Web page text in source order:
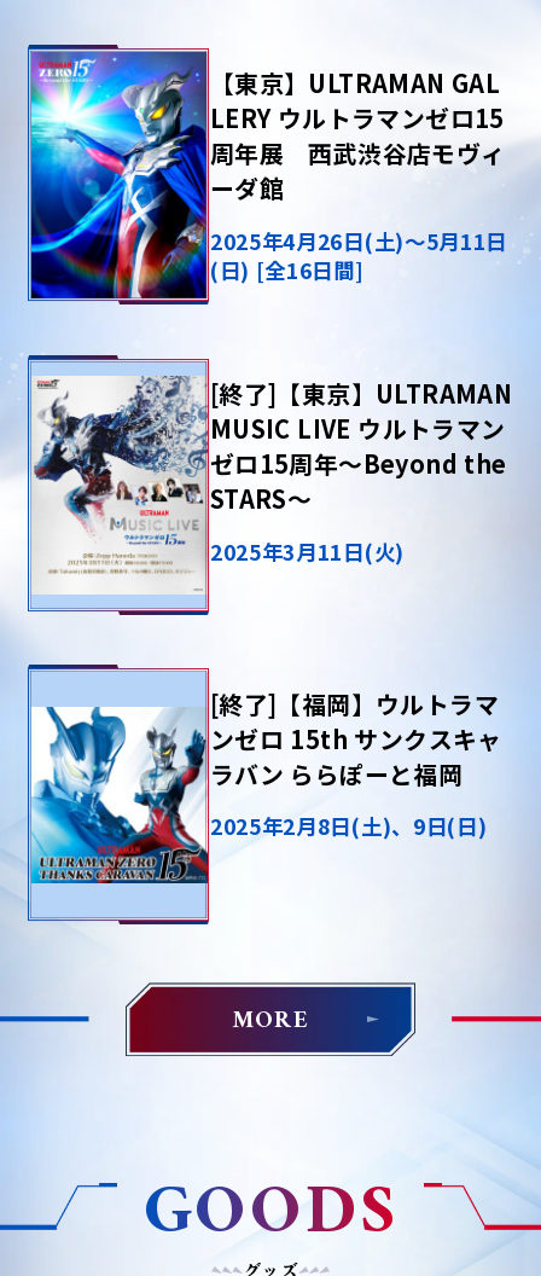
【東京】ULTRAMAN GAL
LERY ウルトラマンゼロ15
周年展 西武渋谷店モヴィ
ーダ館
2025年4月26日(土)～5月11日
(日) [全16日間]
[終了]【東京】ULTRAMAN
MUSIC LIVE ウルトラマン
ゼロ15周年～Beyond the
STARS～
2025年3月11日(火)
[終了]【福岡】ウルトラマ
ンゼロ 15th サンクスキャ
ラバン ららぽーと福岡
2025年2月8日(土)、9日(日)
MORE
GOODS
グッズ